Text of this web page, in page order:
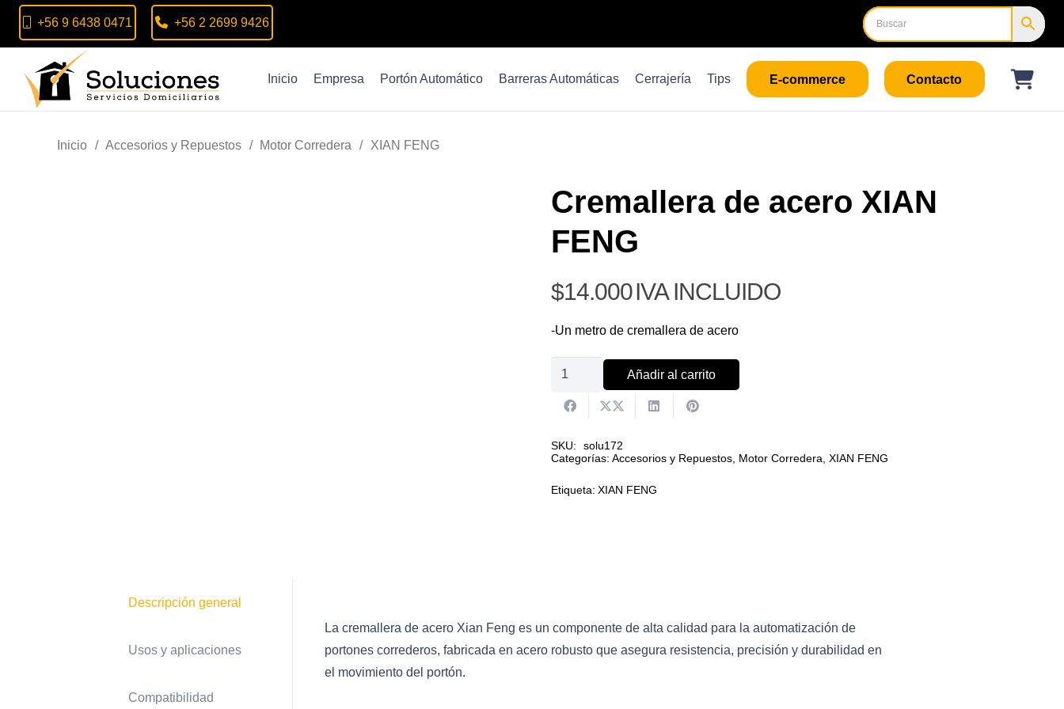
+56 9 6438 0471 +56 2 2699 9426
Inicio Empresa Portón Automático Barreras Automáticas Cerrajería Tips E-commerce Contacto
Inicio / Accesorios y Repuestos / Motor Corredera / XIAN FENG
Cremallera de acero XIAN
FENG
$14.000IVA INCLUIDO
-Un metro de cremallera de acero
Cremallera
acero
FENG
Añadir al carrito
SKU:
solu172
Categorías: Accesorios y Repuestos Motor Corredera ,XIAN FENG
Etiqueta: XIAN FENG
Descripción general
Usos y aplicaciones
Compatibilidad
La cremallera de acero Xian Feng es un componente de alta calidad para la automatización de
portones correderos, fabricada en acero robusto que asegura resistencia, precisión y durabilidad en
el movimiento del portón.